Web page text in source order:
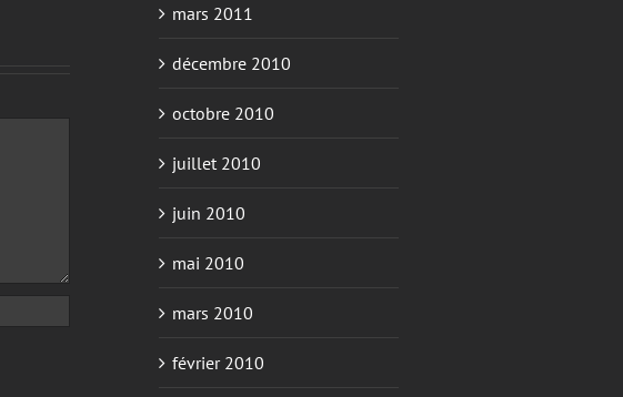
mars 2011
décembre 2010
octobre 2010
juillet 2010
juin 2010
mai 2010
mars 2010
février 2010